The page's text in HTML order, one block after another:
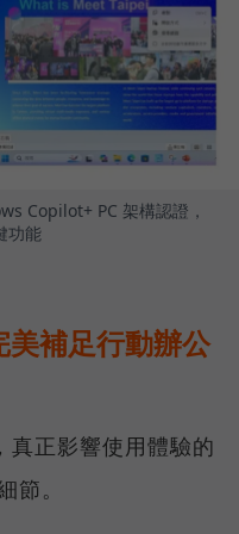
Copilot+ PC 架構認證，
功能
美補足行動辦公
真正影響使用體驗的
節。